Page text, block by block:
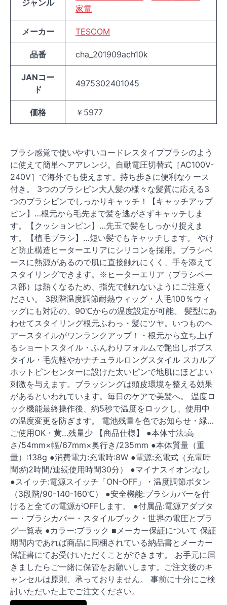
ジャンル
家電
メーカー TESCOM
品番 cha_201909ach10k
JANコー
ド
4975302401045
価格 ￥5977
ブラシ感覚で使いやすいコードレスタイプブラシのよう
に使えて簡単ヘアアレンジ。自動電圧切替式［AC100V-
240V］で海外でも使えます。持ち歩きに便利なケース
付き。 3つのブラシピン大人髪の様々な髪質に応える3
つのブラシピンでしっかりキャッチ！【キャッチアップ
ピン】…根元から毛先まで髪を逃がさずキャッチしま
す。【クッションピン】…先玉で髪をしっかり捉えま
す。【植毛ブラシ】…短い髪でもキャッチします。 やけ
ど防止構造ヒーターエリアにシリコンを採用。ブラシベ
ースに熱源があるので肌に直接触れにくく、手を添えて
スタイリングできます。※ヒーターエリア（ブラシベー
ス部）は熱くなるため、指先で触れないようにご注意く
ださい。 3段階温度調節耐熱ウィッグ・人毛100％ウィ
ッグにも対応の、90℃からの温度設定が可能。 髪型にあ
わせてスタイリング根元ふわっ・髪にツヤ。いつものヘ
アースタイルがワンランクアップ！・根元から立ち上げ
るショートスタイル・ふんわりフォルムで艶出しボブス
タイル・毛先軽やかナチュラルロングスタイル スカルプ
ホットピンセンターに設けた太いピンで地肌にほどよい
刺激を与えます。ブラッシングは頭皮環境を整える効果
があるといわれています。毎日のケアで美髪へ。 温度ロ
ック機能最終操作後、約5秒で温度をロックし、使用中
の温度変更を防ぎます。 電池残量を色でお知らせ・緑…
ご使用OK・黄…残量少 【商品仕様】 ●本体寸法:高
さ/54mm×幅/67mm×奥行き/235mm ●本体質量（重
量）:138g ●消費電力:充電時:8W ●電源:充電式（充電時
間:約2時間/連続使用時間30分） ●マイナスイオン:なし
●スイッチ:電源スイッチ「ON-OFF」・温度調節ボタン
（3段階/90-140-160℃） ●安全機能:ブラシカバーを付
けると全ての電源がOFFします。 ●付属品:電源アダプタ
ー・ブラシカバー・スタイルブック・世界の電圧とプラ
グ一覧表 ●カラー:ブラック ■メーカー保証について 保証
期間内であれば商品に同梱されている納品書とメーカー
保証書にてお受けいただくことができます。 お手元に届
きましたらご一緒に保管をお願いします。ご注文後のキ
ャンセルは原則、承っておりません。 事前に十分にご検
討いただいた上でご注文ください。